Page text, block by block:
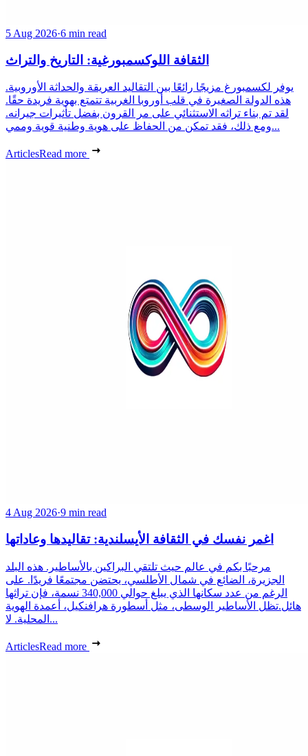
5 Aug 2026·6 min read
الثقافة اللوكسمبورغية: التاريخ والتراث
يوفر لكسمبورغ مزيجًا رائعًا بين التقاليد العريقة والحداثة الأوروبية.
هذه الدولة الصغيرة في قلب أوروبا الغربية تتمتع بهوية فريدة حقًا.
لقد تم بناء تراثه الاستثنائي على مر القرون بفضل تأثيرات جيرانه.
ومع ذلك، فقد تمكن من الحفاظ على هوية وطنية قوية وممي...
ArticlesRead more
4 Aug 2026·9 min read
اغمر نفسك في الثقافة الأيسلندية: تقاليدها وعاداتها
مرحبًا بكم في عالم حيث تلتقي البراكين بالأساطير. هذه البلد
الجزيرة، الضائع في شمال الأطلسي، يحتضن مجتمعًا فريدًا. على
الرغم من عدد سكانها الذي يبلغ حوالي 340,000 نسمة، فإن تراثها
هائل.تظل الأساطير الوسطى، مثل أسطورة هرافنكيل، أعمدة الهوية
المحلية. لا...
ArticlesRead more